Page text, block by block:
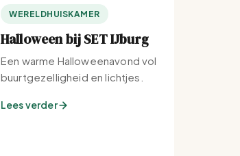
WERELDHUISKAMER
Halloween bij SET IJburg
Een warme Halloweenavond vol
buurtgezelligheid en lichtjes.
Lees verder